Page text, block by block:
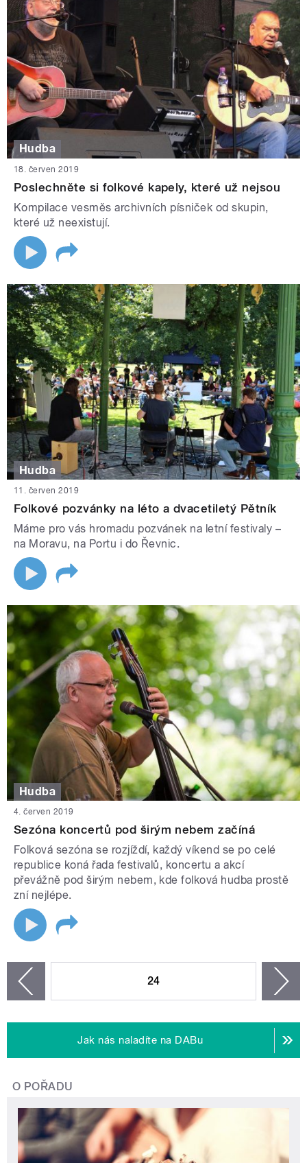
Hudba
18. červen 2019
Poslechněte si folkové kapely, které už nejsou
Kompilace vesměs archivních písniček od skupin,
které už neexistují.
Hudba
11. červen 2019
Folkové pozvánky na léto a dvacetiletý Pětník
Máme pro vás hromadu pozvánek na letní festivaly –
na Moravu, na Portu i do Řevnic.
Hudba
4. červen 2019
Sezóna koncertů pod širým nebem začíná
Folková sezóna se rozjíždí, každý víkend se po celé
republice koná řada festivalů, koncertu a akcí
převážně pod širým nebem, kde folková hudba prostě
zní nejlépe.
24
Jak nás naladíte na DABu
O POŘADU